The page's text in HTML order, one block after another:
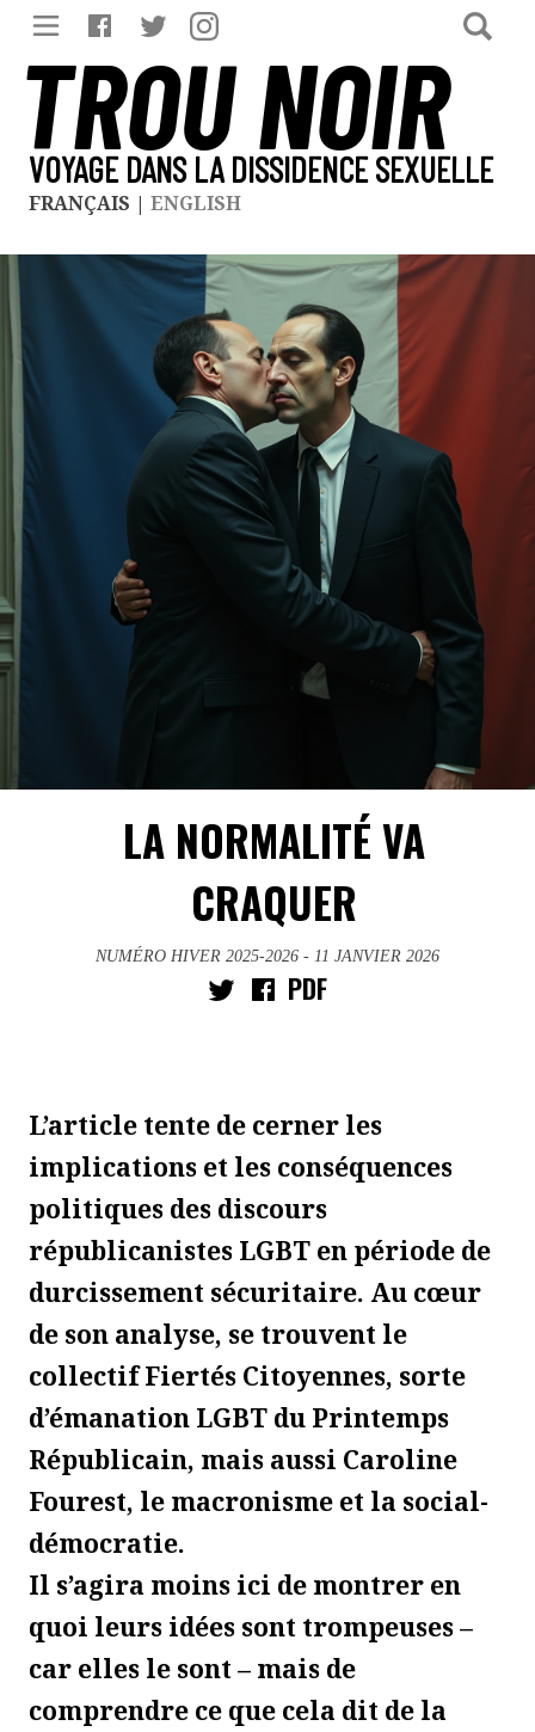
TROU NOIR
VOYAGE DANS LA DISSIDENCE SEXUELLE
FRANÇAIS | ENGLISH
LA NORMALITÉ VA
CRAQUER
NUMÉRO HIVER 2025-2026 - 11 JANVIER 2026
PDF
L’article tente de cerner les
implications et les conséquences
politiques des discours
républicanistes LGBT en période de
durcissement sécuritaire. Au cœur
de son analyse, se trouvent le
collectif Fiertés Citoyennes, sorte
d’émanation LGBT du Printemps
Républicain, mais aussi Caroline
Fourest, le macronisme et la social-
démocratie.
Il s’agira moins ici de montrer en
quoi leurs idées sont trompeuses –
car elles le sont – mais de
comprendre ce que cela dit de la